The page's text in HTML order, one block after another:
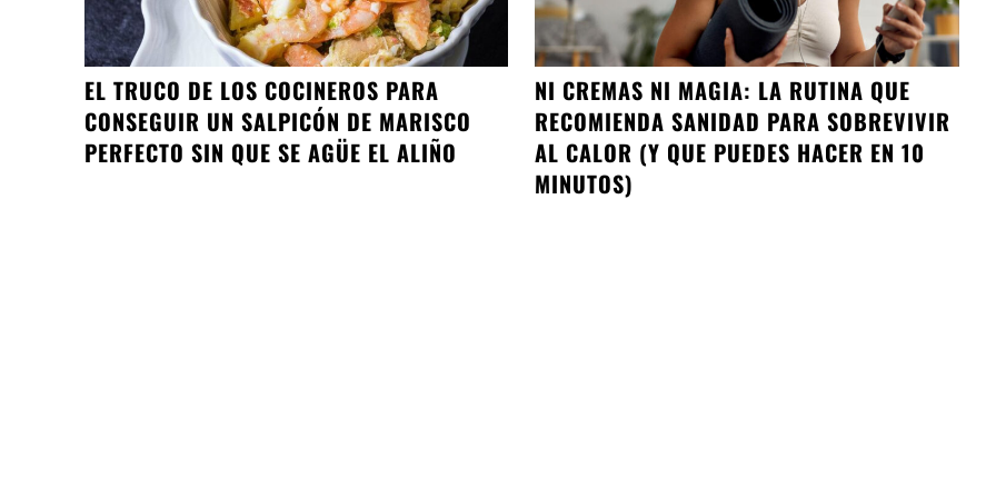
EL TRUCO DE LOS COCINEROS PARA
CONSEGUIR UN SALPICÓN DE MARISCO
PERFECTO SIN QUE SE AGÜE EL ALIÑO
NI CREMAS NI MAGIA: LA RUTINA QUE
RECOMIENDA SANIDAD PARA SOBREVIVIR
AL CALOR (Y QUE PUEDES HACER EN 10
MINUTOS)